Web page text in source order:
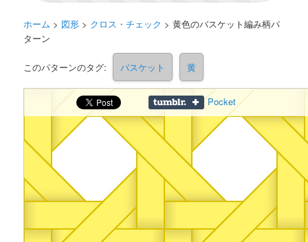
ホーム > 図形 > クロス・チェック >黄色のバスケット編み柄パ
ターン
このパターンのタグ: バスケット 黄
Pocket